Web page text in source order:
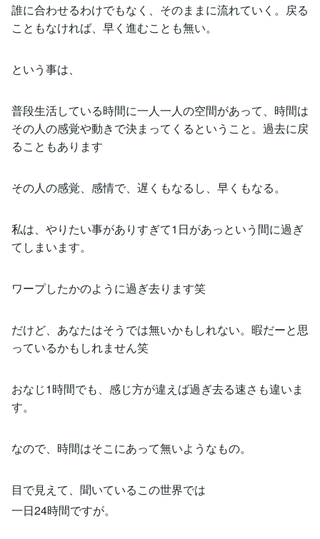
誰に合わせるわけでもなく、そのままに流れていく。戻る
こともなければ、早く進むことも無い。
という事は、
普段生活している時間に一人一人の空間があって、時間は
その人の感覚や動きで決まってくるということ。過去に戻
ることもあります
その人の感覚、感情で、遅くもなるし、早くもなる。
私は、やりたい事がありすぎて1日があっという間に過ぎ
てしまいます。
ワープしたかのように過ぎ去ります笑
だけど、あなたはそうでは無いかもしれない。暇だーと思
っているかもしれません笑
おなじ1時間でも、感じ方が違えば過ぎ去る速さも違いま
す。
なので、時間はそこにあって無いようなもの。
目で見えて、聞いているこの世界では
一日24時間ですが。